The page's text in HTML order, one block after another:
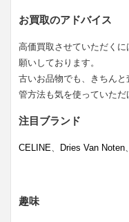
お買取のアドバイス
高価買取させていただく
願いしております。
古いお品物でも、きちん
管方法も気を使っていただ
注目ブランド
CELINE、 Dries Van Noten、
趣味